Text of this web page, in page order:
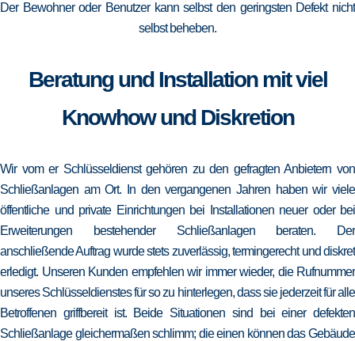
Der Bewohner oder Benutzer kann selbst den geringsten Defekt nicht
selbst beheben.
Beratung und Installation mit viel
Knowhow und Diskretion
Wir vom er Schlüsseldienst gehören zu den gefragten Anbietern von
Schließanlagen am Ort. In den vergangenen Jahren haben wir viele
öffentliche und private Einrichtungen bei Installationen neuer oder bei
Erweiterungen bestehender Schließanlagen beraten. Der
anschließende Auftrag wurde stets zuverlässig, termingerecht und diskret
erledigt. Unseren Kunden empfehlen wir immer wieder, die Rufnummer
unseres Schlüsseldienstes für so zu hinterlegen, dass sie jederzeit für alle
Betroffenen griffbereit ist. Beide Situationen sind bei einer defekten
Schließanlage gleichermaßen schlimm; die einen können das Gebäude